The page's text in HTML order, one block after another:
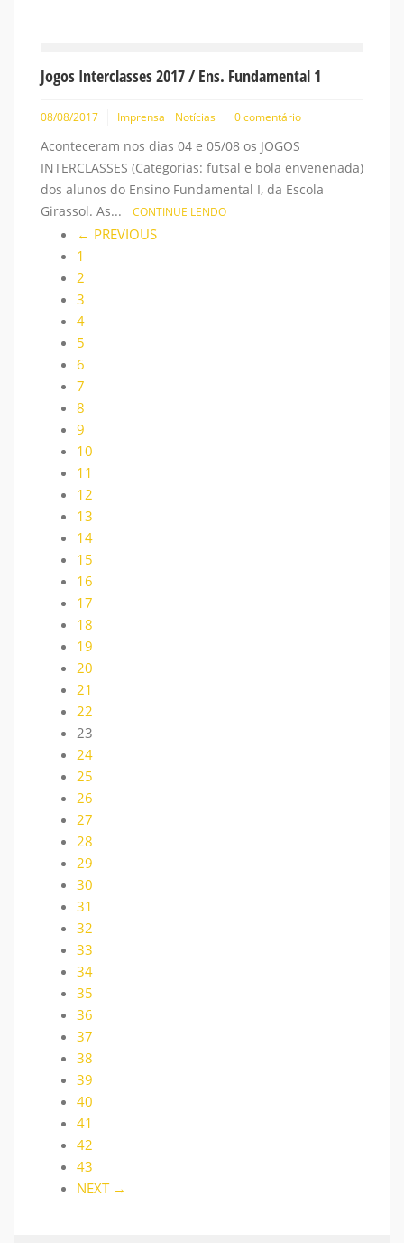
Jogos Interclasses 2017 / Ens. Fundamental 1
08/08/2017 Imprensa Notícias 0 comentário
Aconteceram nos dias 04 e 05/08 os JOGOS
INTERCLASSES (Categorias: futsal e bola envenenada)
dos alunos do Ensino Fundamental I, da Escola
Girassol. As... CONTINUE LENDO
← PREVIOUS
1
2
3
4
5
6
7
8
9
10
11
12
13
14
15
16
17
18
19
20
21
22
23
24
25
26
27
28
29
30
31
32
33
34
35
36
37
38
39
40
41
42
43
NEXT →